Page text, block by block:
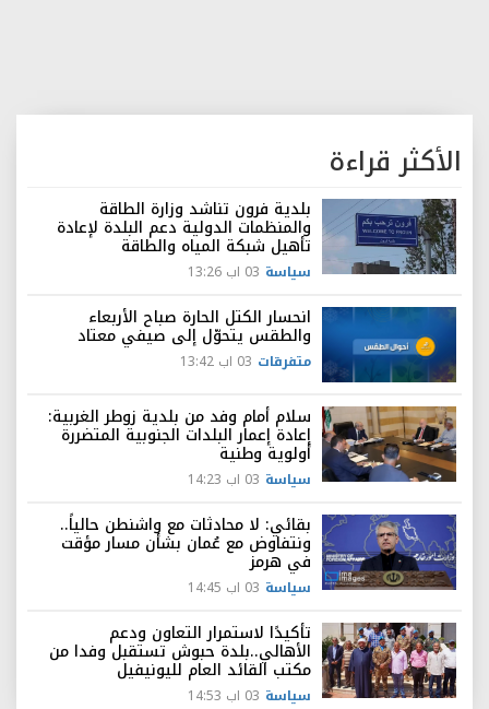
الأكثر قراءة
بلدية فرون تناشد وزارة الطاقة
والمنظمات الدولية دعم البلدة لإعادة
تأهيل شبكة المياه والطاقة
سياسة 03 اب 13:26
انحسار الكتل الحارة صباح الأربعاء
والطقس يتحوّل إلى صيفي معتاد
متفرقات 03 اب 13:42
سلام أمام وفد من بلدية زوطر الغربية:
إعادة إعمار البلدات الجنوبية المتضررة
أولوية وطنية
سياسة 03 اب 14:23
بقائي: لا محادثات مع واشنطن حالياً..
ونتفاوض مع عُمان بشأن مسار مؤقت
في هرمز
سياسة 03 اب 14:45
تأكيدًا لاستمرار التعاون ودعم
الأهالي..بلدة حبوش تستقبل وفدا من
مكتب القائد العام لليونيفيل
سياسة 03 اب 14:53